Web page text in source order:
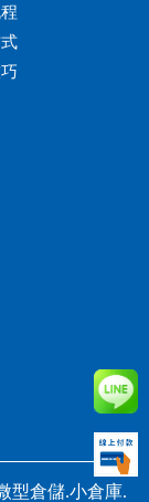
型倉儲.小倉庫.